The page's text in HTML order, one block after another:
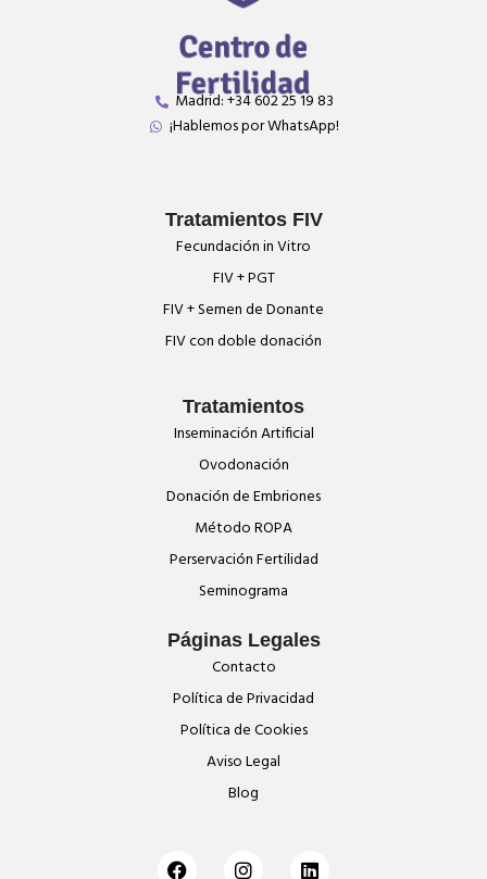
Madrid: +34 602 25 19 83
¡Hablemos por WhatsApp!
Tratamientos FIV
Fecundación in Vitro
FIV + PGT
FIV + Semen de Donante
FIV con doble donación
Tratamientos
Inseminación Artificial
Ovodonación
Donación de Embriones
Método ROPA
Perservación Fertilidad
Seminograma
Páginas Legales
Contacto
Política de Privacidad
Política de Cookies
Aviso Legal
Blog